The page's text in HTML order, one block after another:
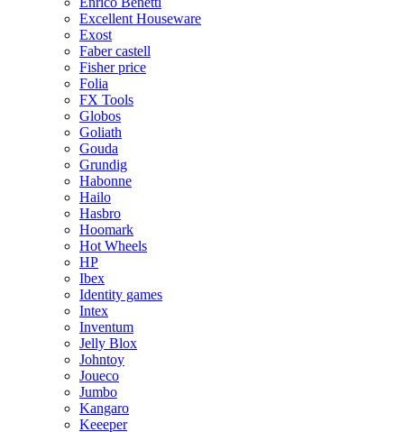
Excellent Houseware
Exost
Faber castell
Fisher price
Folia
FX Tools
Globos
Goliath
Gouda
Grundig
Habonne
Hailo
Hasbro
Hoomark
Hot Wheels
HP
Ibex
Identity games
Intex
Inventum
Jelly Blox
Johntoy
Joueco
Jumbo
Kangaro
Keeeper